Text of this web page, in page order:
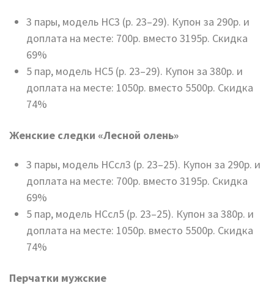
3 пары, модель НС3 (р. 23–29). Купон за 290р. и
доплата на месте: 700р. вместо 3195р. Скидка
69%
5 пар, модель НС5 (р. 23–29). Купон за 380р. и
доплата на месте: 1050р. вместо 5500р. Скидка
74%
Женские следки «Лесной олень»
3 пары, модель НСсл3 (р. 23–25). Купон за 290р. и
доплата на месте: 700р. вместо 3195р. Скидка
69%
5 пар, модель НСсл5 (р. 23–25). Купон за 380р. и
доплата на месте: 1050р. вместо 5500р. Скидка
74%
Перчатки мужские